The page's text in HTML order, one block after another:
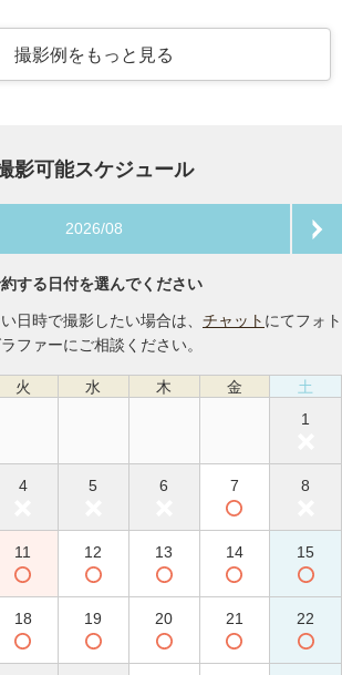
撮影例をもっと見る
影可能スケジュール
2026/08
する日付を選んでください
日時で撮影したい場合は、 チャット にてフォト
ファーにご相談ください。
火 水 木 金
土
1
4 5 6 7 8
11 12 13 14 15
18 19 20 21 22